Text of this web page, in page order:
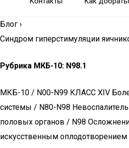
Блог ›
Синдром гиперстимуляции
Рубрика МКБ-10: N98.1
МКБ-10 / N00-N99 КЛАСС XIV
системы / N80-N98
половых органов / N98
искусственным оплодотворением